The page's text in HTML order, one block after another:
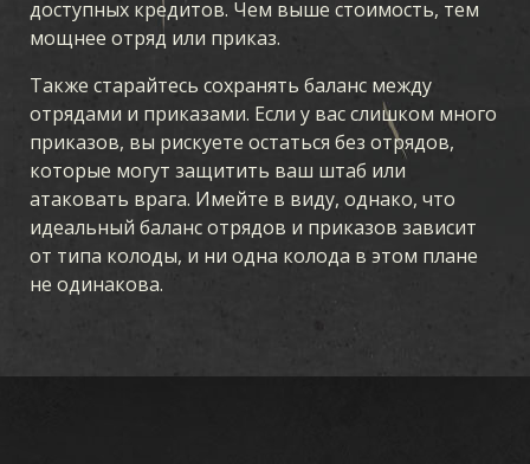
доступных кредитов. Чем выше стоимость, тем
мощнее отряд или приказ.
Также старайтесь сохранять баланс между
отрядами и приказами. Если у вас слишком много
приказов, вы рискуете остаться без отрядов,
которые могут защитить ваш штаб или
атаковать врага. Имейте в виду, однако, что
идеальный баланс отрядов и приказов зависит
от типа колоды, и ни одна колода в этом плане
не одинакова.
КАРТЫ
КОЛЛЕКЦИЯ
РАСШИРЕНИЯ KARDS
ШТОРМ В ОКЕАНИИ НАЧАЛО ВОЙНЫ
ТЫЛОВОЙ ФРОНТ
ВОЗДУШНОЕ ПРЕВОСХОДСТВО
МОРСКОЙ БОЙ
ЕДИНЫЙ ФРОНТ
БРАТЬЯ ПО ОРУЖИЮ
ЛЕГИОНЫ
ПРОРЫВ